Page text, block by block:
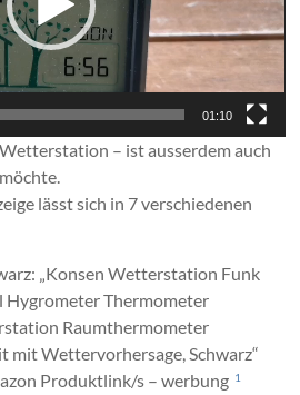
01:10
– ist ausserdem auch
lässt sich in 7 verschiedenen
„Konsen Wetterstation Funk
Thermometer
Raumthermometer
mit Wettervorhersage, Schwarz“
Produktlink/s – werbung 1